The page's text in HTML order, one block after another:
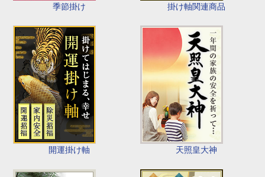
季節掛け 掛け軸関連商品
開運掛け軸 天照皇大神